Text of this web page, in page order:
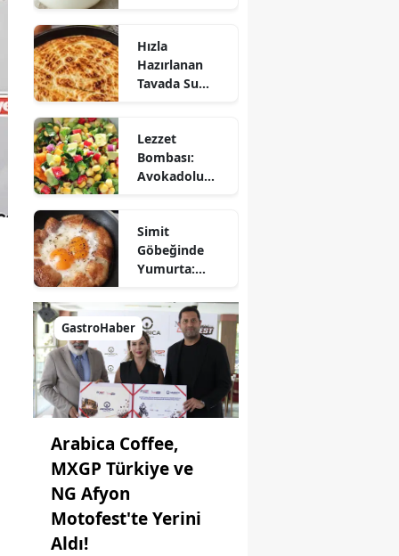
Hızla
Hazırlanan
Tavada Su
Sofralarınıza
Lezzet Katın!
Lezzet
Bombası:
Avokadolu
Simit
Göbeğinde
Yumurta:
Farklı Bir
Kahvaltı
Seçeneği
GastroHaber
Arabica Coffee,
MXGP Türkiye ve
NG Afyon
Motofest'te Yerini
Aldı!